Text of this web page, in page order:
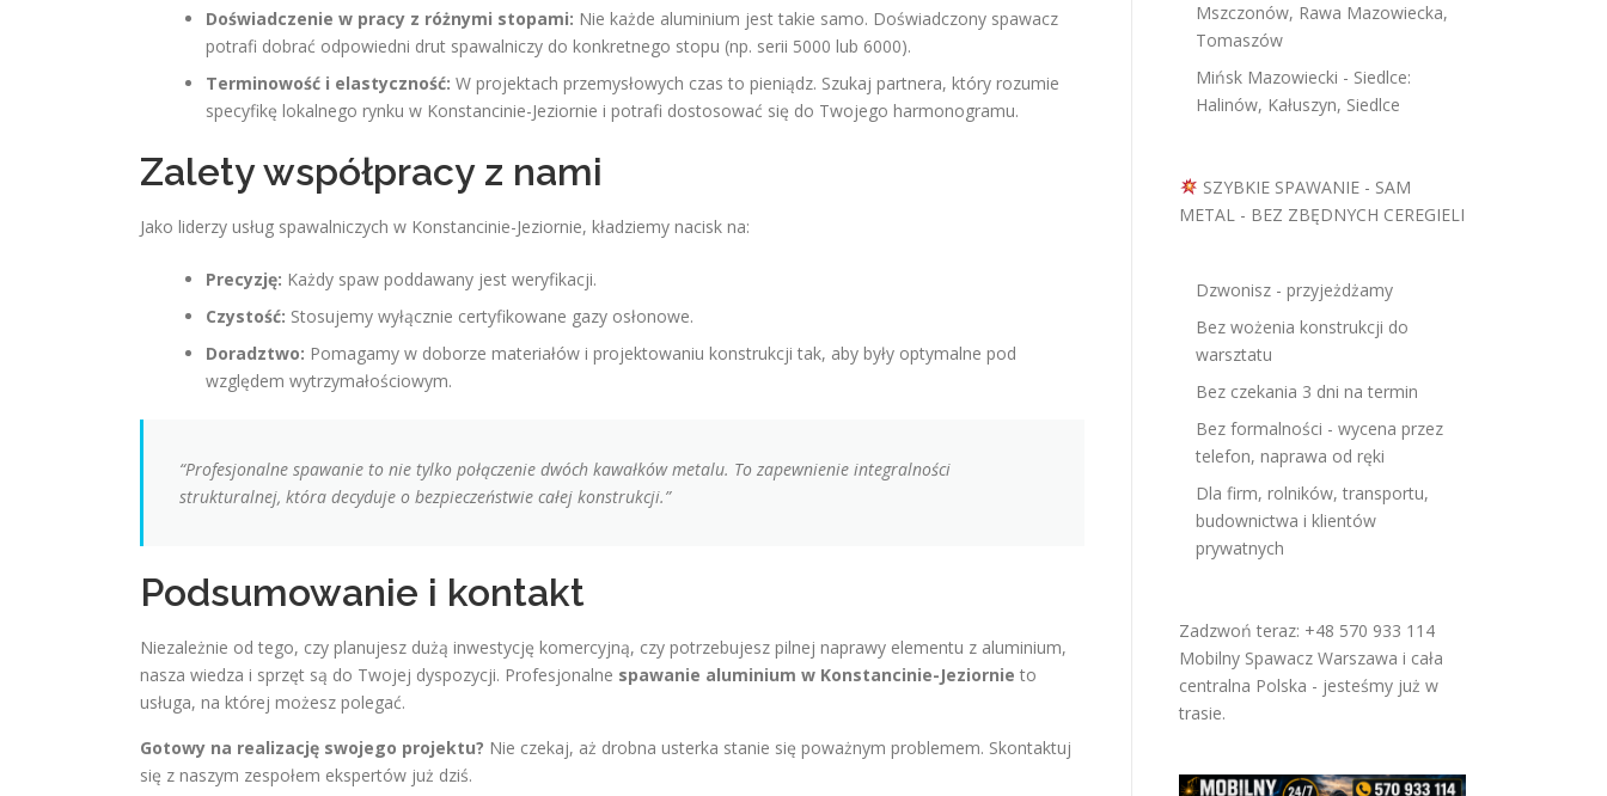
Doświadczenie w pracy z różnymi stopami: Nie każde aluminium jest takie samo. Doświadczony spawacz
potrafi dobrać odpowiedni drut spawalniczy do konkretnego stopu (np. serii 5000 lub 6000).
Terminowość i elastyczność: W projektach przemysłowych czas to pieniądz. Szukaj partnera, który rozumie
specyfikę lokalnego rynku w Konstancinie-Jeziornie i potrafi dostosować się do Twojego harmonogramu.
Zalety współpracy z nami
Jako liderzy usług spawalniczych w Konstancinie-Jeziornie, kładziemy nacisk na:
Precyzję: Każdy spaw poddawany jest weryfikacji.
Czystość: Stosujemy wyłącznie certyfikowane gazy osłonowe.
Doradztwo: Pomagamy w doborze materiałów i projektowaniu konstrukcji tak, aby były optymalne pod
względem wytrzymałościowym.
“Profesjonalne spawanie to nie tylko połączenie dwóch kawałków metalu. To zapewnienie integralności
strukturalnej, która decyduje o bezpieczeństwie całej konstrukcji.”
Podsumowanie i kontakt
Niezależnie od tego, czy planujesz dużą inwestycję komercyjną, czy potrzebujesz pilnej naprawy elementu z aluminium,
nasza wiedza i sprzęt są do Twojej dyspozycji. Profesjonalne spawanie aluminium w Konstancinie-Jeziornie to
usługa, na której możesz polegać.
Gotowy na realizację swojego projektu? Nie czekaj, aż drobna usterka stanie się poważnym problemem. Skontaktuj
się z naszym zespołem ekspertów już dziś.
Mszczonów, Rawa Mazowiecka,
Tomaszów
Mińsk Mazowiecki - Siedlce:
Halinów, Kałuszyn, Siedlce
SZYBKIE SPAWANIE - SAM
METAL - BEZ ZBĘDNYCH CEREGIELI
Dzwonisz - przyjeżdżamy
Bez wożenia konstrukcji do
warsztatu
Bez czekania 3 dni na termin
Bez formalności - wycena przez
telefon, naprawa od ręki
Dla firm, rolników, transportu,
budownictwa i klientów
prywatnych
Zadzwoń teraz: +48 570 933 114
Mobilny Spawacz Warszawa i cała
centralna Polska - jesteśmy już w
trasie.